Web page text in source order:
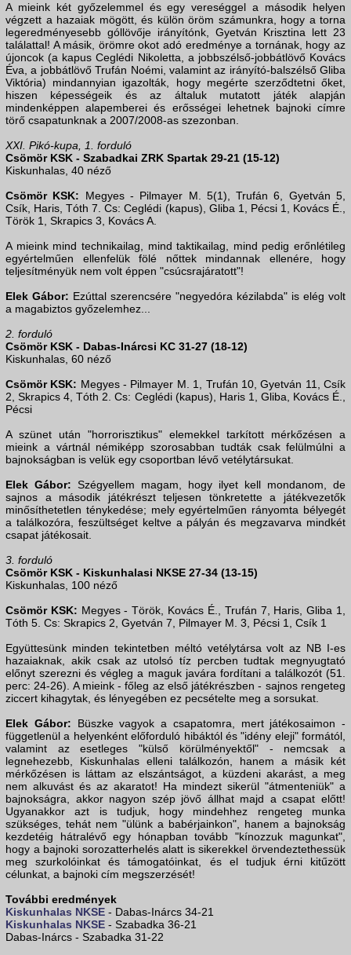
A mieink két győzelemmel és egy vereséggel a második helyen
végzett a hazaiak mögött, és külön öröm számunkra, hogy a torna
legeredményesebb góllövője irányítónk, Gyetván Krisztina lett 23
találattal! A másik, örömre okot adó eredménye a tornának, hogy az
újoncok (a kapus Ceglédi Nikoletta, a jobbszélső-jobbátlövő Kovács
Éva, a jobbátlövő Trufán Noémi, valamint az irányító-balszélső Gliba
Viktória) mindannyian igazolták, hogy megérte szerződtetni őket,
hiszen képességeik és az általuk mutatott játék alapján
mindenképpen alapemberei és erősségei lehetnek bajnoki címre
törő csapatunknak a 2007/2008-as szezonban.
XXI. Pikó-kupa, 1. forduló
Csömör KSK - Szabadkai ZRK Spartak 29-21 (15-12)
Kiskunhalas, 40 néző
Csömör KSK: Megyes - Pilmayer M. 5(1), Trufán 6, Gyetván 5,
Csík, Haris, Tóth 7. Cs: Ceglédi (kapus), Gliba 1, Pécsi 1, Kovács É.,
Török 1, Skrapics 3, Kovács A.
A mieink mind technikailag, mind taktikailag, mind pedig erőnlétileg
egyértelműen ellenfelük fölé nőttek mindannak ellenére, hogy
teljesítményük nem volt éppen "csúcsrajáratott"!
Elek Gábor: Ezúttal szerencsére "negyedóra kézilabda" is elég volt
a magabiztos győzelemhez...
2. forduló
Csömör KSK - Dabas-Inárcsi KC 31-27 (18-12)
Kiskunhalas, 60 néző
Csömör KSK: Megyes - Pilmayer M. 1, Trufán 10, Gyetván 11, Csík
2, Skrapics 4, Tóth 2. Cs: Ceglédi (kapus), Haris 1, Gliba, Kovács É.,
Pécsi
A szünet után "horrorisztikus" elemekkel tarkított mérkőzésen a
mieink a vártnál némiképp szorosabban tudták csak felülmúlni a
bajnokságban is velük egy csoportban lévő vetélytársukat.
Elek Gábor: Szégyellem magam, hogy ilyet kell mondanom, de
sajnos a második játékrészt teljesen tönkretette a játékvezetők
minősíthetetlen ténykedése; mely egyértelműen rányomta bélyegét
a találkozóra, feszültséget keltve a pályán és megzavarva mindkét
csapat játékosait.
3. forduló
Csömör KSK - Kiskunhalasi NKSE 27-34 (13-15)
Kiskunhalas, 100 néző
Csömör KSK: Megyes - Török, Kovács É., Trufán 7, Haris, Gliba 1,
Tóth 5. Cs: Skrapics 2, Gyetván 7, Pilmayer M. 3, Pécsi 1, Csík 1
Együttesünk minden tekintetben méltó vetélytársa volt az NB I-es
hazaiaknak, akik csak az utolsó tíz percben tudtak megnyugtató
előnyt szerezni és végleg a maguk javára fordítani a találkozót (51.
perc: 24-26). A mieink - főleg az első játékrészben - sajnos rengeteg
ziccert kihagytak, és lényegében ez pecsételte meg a sorsukat.
Elek Gábor: Büszke vagyok a csapatomra, mert játékosaimon -
függetlenül a helyenként előforduló hibáktól és "idény eleji" formától,
valamint az esetleges "külső körülményektől" - nemcsak a
legnehezebb, Kiskunhalas elleni találkozón, hanem a másik két
mérkőzésen is láttam az elszántságot, a küzdeni akarást, a meg
nem alkuvást és az akaratot! Ha mindezt sikerül "átmenteniük" a
bajnokságra, akkor nagyon szép jövő állhat majd a csapat előtt!
Ugyanakkor azt is tudjuk, hogy mindehhez rengeteg munka
szükséges, tehát nem "ülünk a babérjainkon", hanem a bajnokság
kezdetéig hátralévő egy hónapban tovább "kínozzuk magunkat",
hogy a bajnoki sorozatterhelés alatt is sikerekkel örvendeztethessük
meg szurkolóinkat és támogatóinkat, és el tudjuk érni kitűzött
célunkat, a bajnoki cím megszerzését!
További eredmények
Kiskunhalas NKSE - Dabas-Inárcs 34-21
Kiskunhalas NKSE - Szabadka 36-21
Dabas-Inárcs - Szabadka 31-22